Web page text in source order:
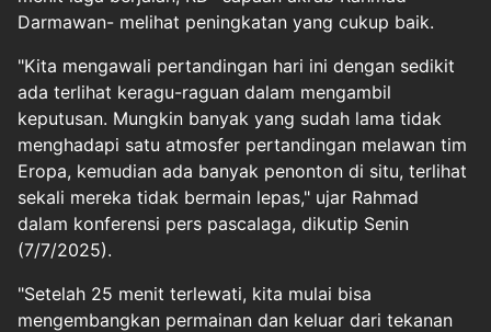
Darmawan- melihat peningkatan yang cukup baik.
"Kita mengawali pertandingan hari ini dengan sedikit
ada terlihat keragu-raguan dalam mengambil
keputusan. Mungkin banyak yang sudah lama tidak
menghadapi satu atmosfer pertandingan melawan tim
Eropa, kemudian ada banyak penonton di situ, terlihat
sekali mereka tidak bermain lepas," ujar Rahmad
dalam konferensi pers pascalaga, dikutip Senin
(7/7/2025).
"Setelah 25 menit terlewati, kita mulai bisa
mengembangkan permainan dan keluar dari tekanan